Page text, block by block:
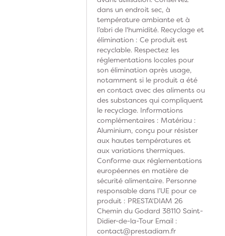
dans un endroit sec, à
température ambiante et à
l’abri de l'humidité. Recyclage et
élimination : Ce produit est
recyclable. Respectez les
réglementations locales pour
son élimination après usage,
notamment si le produit a été
en contact avec des aliments ou
des substances qui compliquent
le recyclage. Informations
complémentaires : Matériau :
Aluminium, conçu pour résister
aux hautes températures et
aux variations thermiques.
Conforme aux réglementations
européennes en matière de
sécurité alimentaire. Personne
responsable dans l’UE pour ce
produit : PRESTA'DIAM 26
Chemin du Godard 38110 Saint-
Didier-de-la-Tour Email :
contact@prestadiam.fr